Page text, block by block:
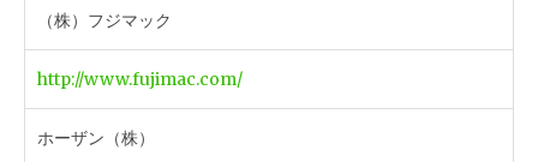
（株）フジマック
http://www.fujimac.com/
ホーザン（株）